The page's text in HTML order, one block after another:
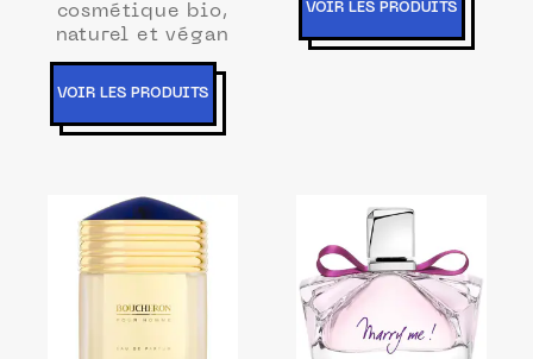
cosmétique bio,
naturel et végan
VOIR LES PRODUITS
VOIR LES PRODUITS